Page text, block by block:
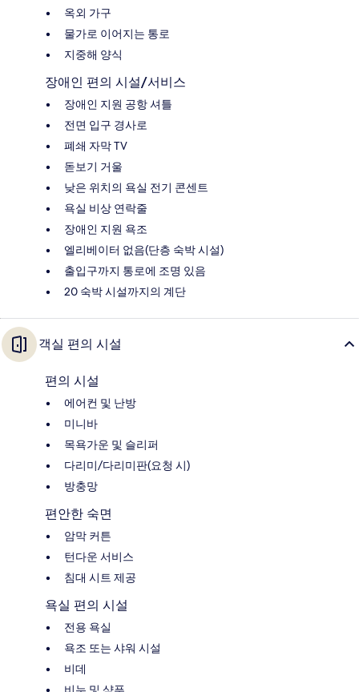
옥외 가구
물가로 이어지는 통로
지중해 양식
장애인 편의 시설/서비스
장애인 지원 공항 셔틀
전면 입구 경사로
폐쇄 자막 TV
돋보기 거울
낮은 위치의 욕실 전기 콘센트
욕실 비상 연락줄
장애인 지원 욕조
엘리베이터 없음(단층 숙박 시설)
출입구까지 통로에 조명 있음
20 숙박 시설까지의 계단
객실 편의 시설
편의 시설
에어컨 및 난방
미니바
목욕가운 및 슬리퍼
다리미/다리미판(요청 시)
방충망
편안한 숙면
암막 커튼
턴다운 서비스
침대 시트 제공
욕실 편의 시설
전용 욕실
욕조 또는 샤워 시설
비데